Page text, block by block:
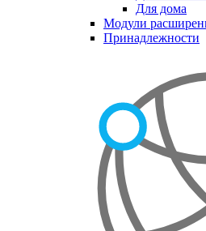
Для дома
Модули
Принадлежности